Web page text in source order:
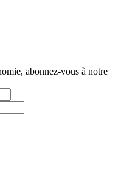
abonnez-vous à notre